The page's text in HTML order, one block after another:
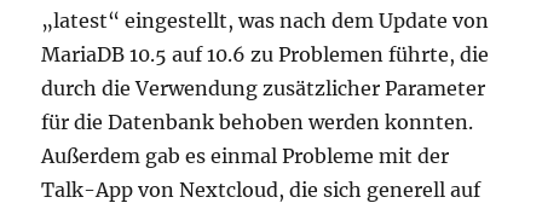
„latest“ eingestellt, was nach dem Update von
MariaDB 10.5 auf 10.6 zu Problemen führte, die
durch die Verwendung zusätzlicher Parameter
für die Datenbank behoben werden konnten.
Außerdem gab es einmal Probleme mit der
Talk-App von Nextcloud, die sich generell auf